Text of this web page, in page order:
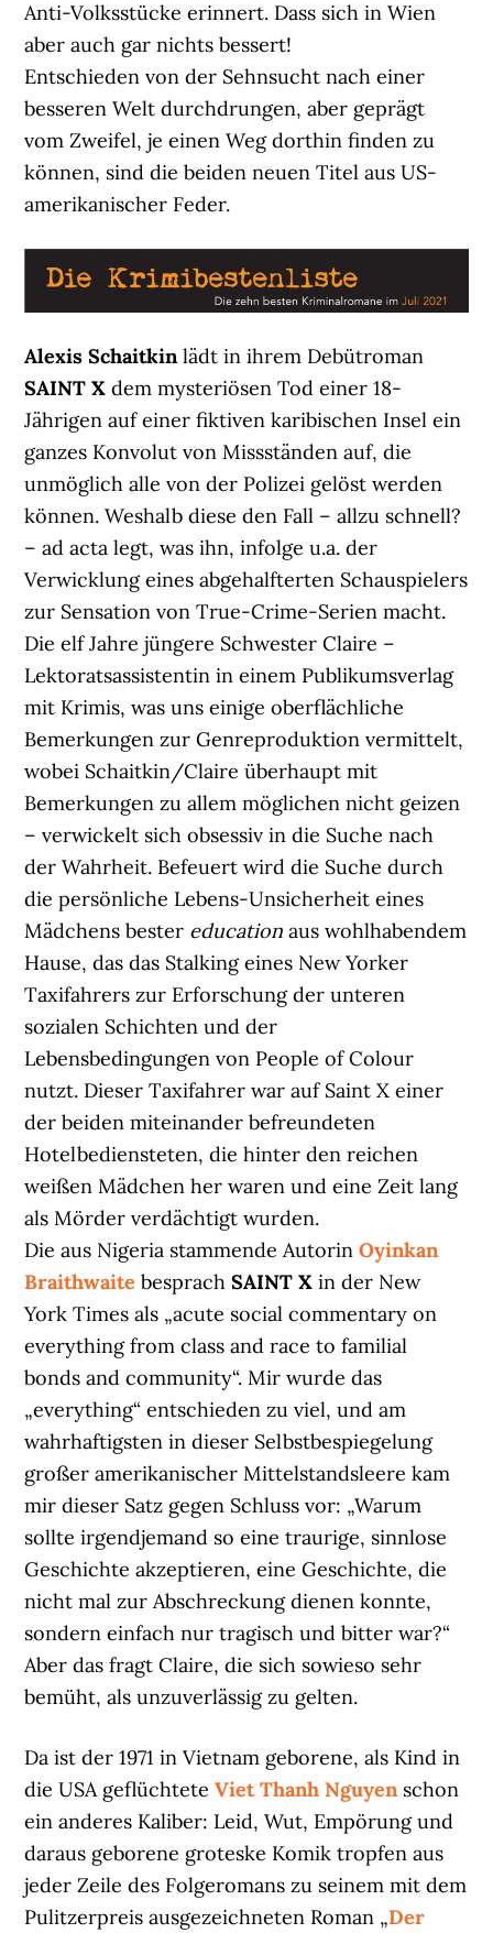
Anti-Volksstücke erinnert. Dass sich in Wien
aber auch gar nichts bessert!
Entschieden von der Sehnsucht nach einer
besseren Welt durchdrungen, aber geprägt
vom Zweifel, je einen Weg dorthin finden zu
können, sind die beiden neuen Titel aus US-
amerikanischer Feder.
Alexis Schaitkinlädt in ihrem Debütroman
SAINT Xdem mysteriösen Tod einer 18-
Jährigen auf einer fiktiven karibischen Insel ein
ganzes Konvolut von Missständen auf, die
unmöglich alle von der Polizei gelöst werden
können. Weshalb diese den Fall – allzu schnell?
– ad acta legt, was ihn, infolge u.a. der
Verwicklung eines abgehalfterten Schauspielers
zur Sensation von True-Crime-Serien macht.
Die elf Jahre jüngere Schwester Claire –
Lektoratsassistentin in einem Publikumsverlag
mit Krimis, was uns einige oberflächliche
Bemerkungen zur Genreproduktion vermittelt,
wobei Schaitkin/Claire überhaupt mit
Bemerkungen zu allem möglichen nicht geizen
– verwickelt sich obsessiv in die Suche nach
der Wahrheit. Befeuert wird die Suche durch
die persönliche Lebens-Unsicherheit eines
Mädchens bester education aus wohlhabendem
Hause, das das Stalking eines New Yorker
Taxifahrers zur Erforschung der unteren
sozialen Schichten und der
Lebensbedingungen von People of Colour
nutzt. Dieser Taxifahrer war auf Saint X einer
der beiden miteinander befreundeten
Hotelbediensteten, die hinter den reichen
weißen Mädchen her waren und eine Zeit lang
als Mörder verdächtigt wurden.
Die aus Nigeria stammende AutorinOyinkan
Braithwaite besprachSAINT Xin der New
York Times als „acute social commentary on
everything from class and race to familial
bonds and community“. Mir wurde das
„everything“ entschieden zu viel, und am
wahrhaftigsten in dieser Selbstbespiegelung
großer amerikanischer Mittelstandsleere kam
mir dieser Satz gegen Schluss vor: „Warum
sollte irgendjemand so eine traurige, sinnlose
Geschichte akzeptieren, eine Geschichte, die
nicht mal zur Abschreckung dienen konnte,
sondern einfach nur tragisch und bitter war?“
Aber das fragt Claire, die sich sowieso sehr
bemüht, als unzuverlässig zu gelten.
Da ist der 1971 in Vietnam geborene, als Kind in
die USA geflüchteteViet Thanh Nguyenschon
ein anderes Kaliber: Leid, Wut, Empörung und
daraus geborene groteske Komik tropfen aus
jeder Zeile des Folgeromans zu seinem mit dem
Pulitzerpreis ausgezeichneten Roman „Der